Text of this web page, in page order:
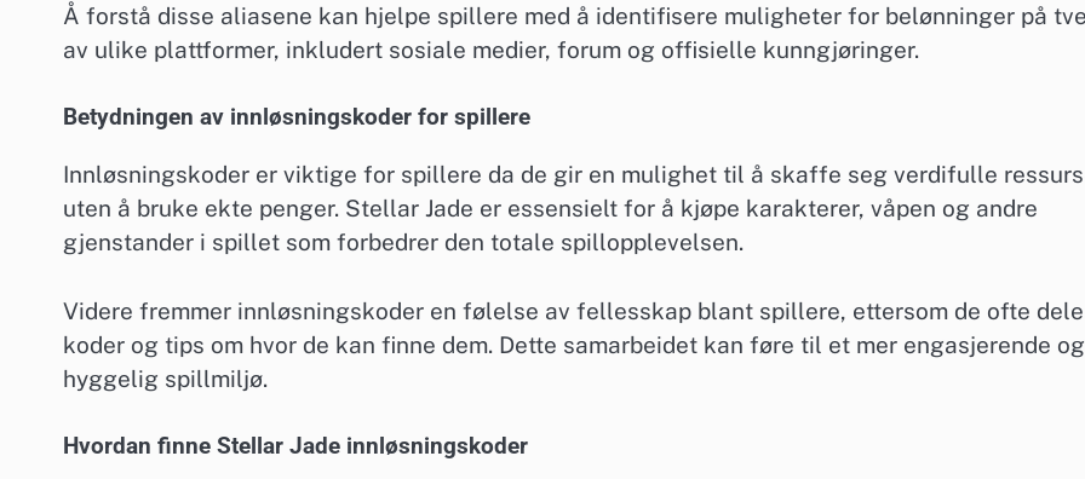
Å forstå disse aliasene kan hjelpe spillere med å identifisere muligheter for belønninger på
av ulike plattformer, inkludert sosiale medier, forum og offisielle kunngjøringer.
Betydningen av innløsningskoder for spillere
Innløsningskoder er viktige for spillere da de gir en mulighet til å skaffe seg verdifulle
uten å bruke ekte penger. Stellar Jade er essensielt for å kjøpe karakterer, våpen og andre
gjenstander i spillet som forbedrer den totale spillopplevelsen.
Videre fremmer innløsningskoder en følelse av fellesskap blant spillere, ettersom de ofte
koder og tips om hvor de kan finne dem. Dette samarbeidet kan føre til et mer engasjerende og
hyggelig spillmiljø.
Hvordan finne Stellar Jade innløsningskoder